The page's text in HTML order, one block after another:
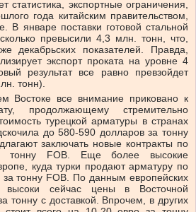
статистика, экспортные ограничения,
года китайским правительством,
В январе поставки готовой стальной
превысили 4,3 млн. тонн, что,
декабрьских показателей. Правда,
экспорт проката на уровне 4
результат все равно превзойдет
тонн).
Востоке все внимание приковано к
продолжающему стремительно
турецкой арматуры в странах
до 580-590 долларов за тонну
заключать новые контракты по
тонну FOB. Еще более высокие
куда турки продают арматуру по
тонну FOB. По данным европейских
высоки сейчас цены в Восточной
тонну с доставкой. Впрочем, в других